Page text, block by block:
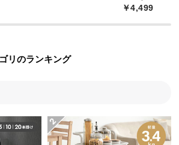
￥4,499
リのランキング